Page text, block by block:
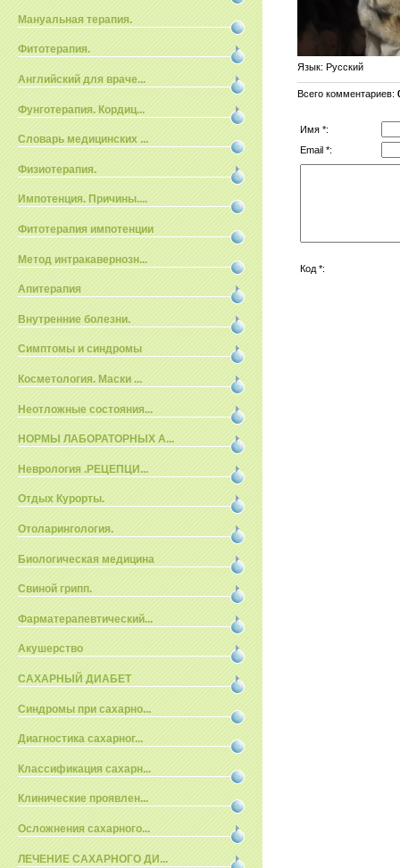
Мануальная терапия.
Фитотерапия.
Английский для враче...
Фунготерапия. Кордиц...
Словарь медицинских ...
Физиотерапия.
Импотенция. Причины....
Фитотерапия импотенции
Метод интракавернозн...
Апитерапия
Внутренние болезни.
Симптомы и синдромы
Косметология. Маски ...
Неотложные состояния...
НОРМЫ ЛАБОРАТОРНЫХ А...
Неврология .РЕЦЕПЦИ...
Отдых Курорты.
Отоларингология.
Биологическая медицина
Свиной грипп.
Фарматерапевтический...
Акушерство
САХАРНЫЙ ДИАБЕТ
Синдромы при сахарно...
Диагностика сахарног...
Классификация сахарн...
Клинические проявлен...
Осложнения сахарного...
ЛЕЧЕНИЕ САХАРНОГО ДИ...
Язык: Русский
Всего комментариев:
Имя *:
Email *:
Код *: